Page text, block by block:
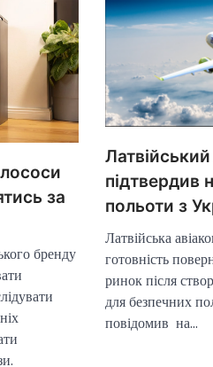
за
бренду
підтвердив
польоти з
Латвійська
готовність
ринок після
для безпечних
повідомив на…